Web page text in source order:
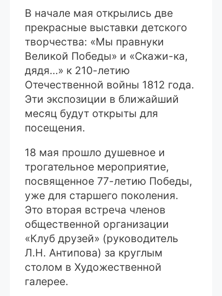
В начале мая открылись две
прекрасные выставки детского
творчества: «Мы правнуки
Великой Победы» и «Скажи-ка,
дядя…» к 210-летию
Отечественной войны 1812 года.
Эти экспозиции в ближайший
месяц будут открыты для
посещения.
18 мая прошло душевное и
трогательное мероприятие,
посвященное 77-летию Победы,
уже для старшего поколения.
Это вторая встреча членов
общественной организации
«Клуб друзей» (руководитель
Л.Н. Антипова) за круглым
столом в Художественной
галерее.